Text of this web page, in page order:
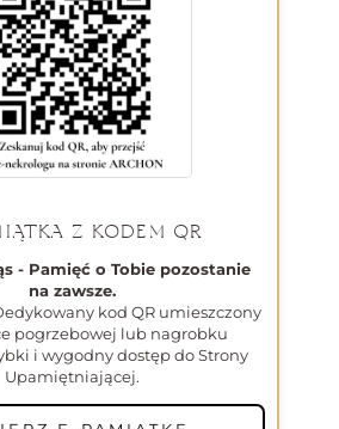
Z KODEM QR
- Pamięć o Tobie pozostanie
na zawsze.
kod QR umieszczony
pogrzebowej lub nagrobku
i wygodny dostęp do Strony
Upamiętniającej.